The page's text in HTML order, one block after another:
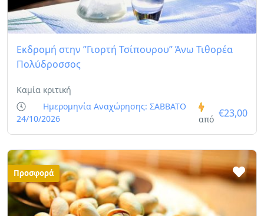
Εκδρομή στην ”Γιορτή Τσίπουρου” Άνω Τιθορέα
Πολύδροσσος
Καμία κριτική
Ημερομηνία Αναχώρησης: ΣΑΒΒΑΤΟ
24/10/2026
από €23,00
Προσφορά